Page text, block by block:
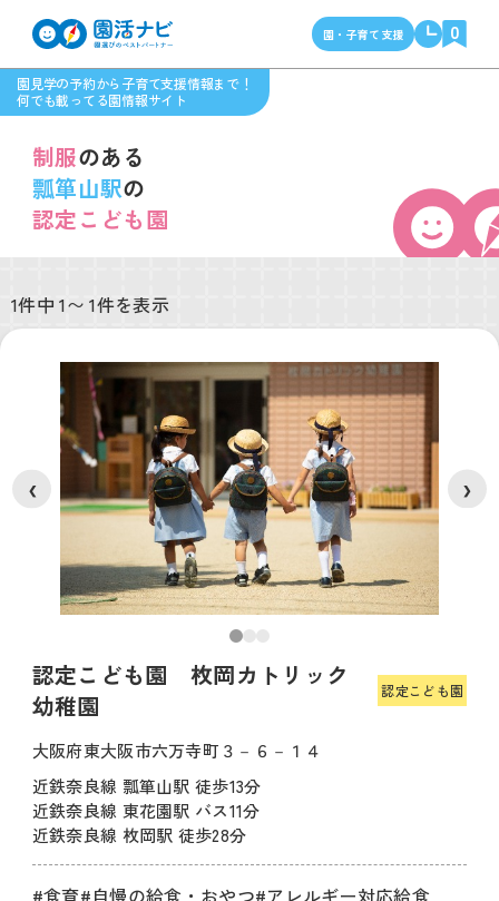
園見学の予約から子育て支援情報まで！
何でも載ってる園情報サイト
園・子育て支援 0
制服のある
瓢箪山駅の
認定こども園
1件中 1〜 1件を表示
認定こども園 枚岡カトリック
幼稚園
認定こども園
大阪府東大阪市六万寺町３－６－１４
近鉄奈良線 瓢箪山駅 徒歩13分
近鉄奈良線 東花園駅 バス11分
近鉄奈良線 枚岡駅 徒歩28分
#食育#自慢の給食・おやつ#アレルギー対応給食
❮ ❯